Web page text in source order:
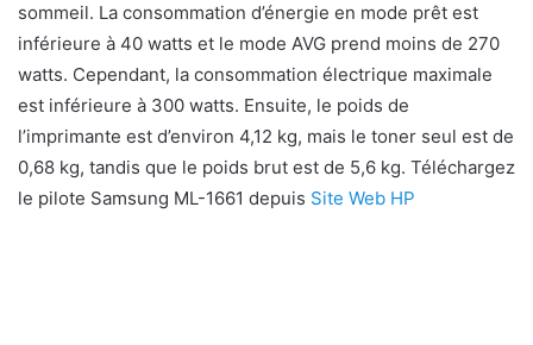
sommeil. La consommation d’énergie en mode prêt est
inférieure à 40 watts et le mode AVG prend moins de 270
watts. Cependant, la consommation électrique maximale
est inférieure à 300 watts. Ensuite, le poids de
l’imprimante est d’environ 4,12 kg, mais le toner seul est de
0,68 kg, tandis que le poids brut est de 5,6 kg. Téléchargez
le pilote Samsung ML-1661 depuis Site Web HP